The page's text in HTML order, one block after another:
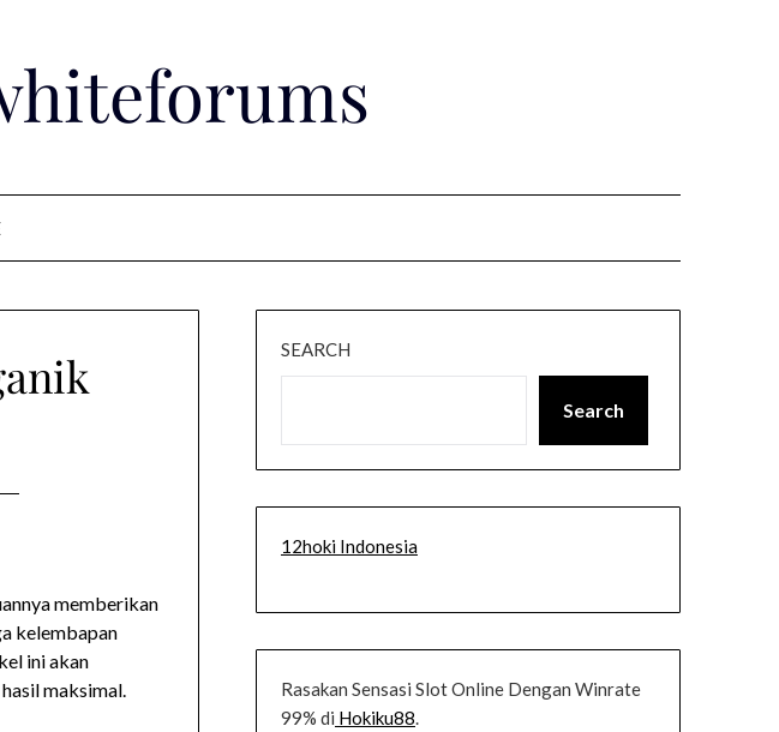
memberikan
kelembapan
ini akan
maksimal.
SEARCH
Search
12hoki Indonesia
Rasakan Sensasi Slot Online Dengan Winrate
99% di Hokiku88